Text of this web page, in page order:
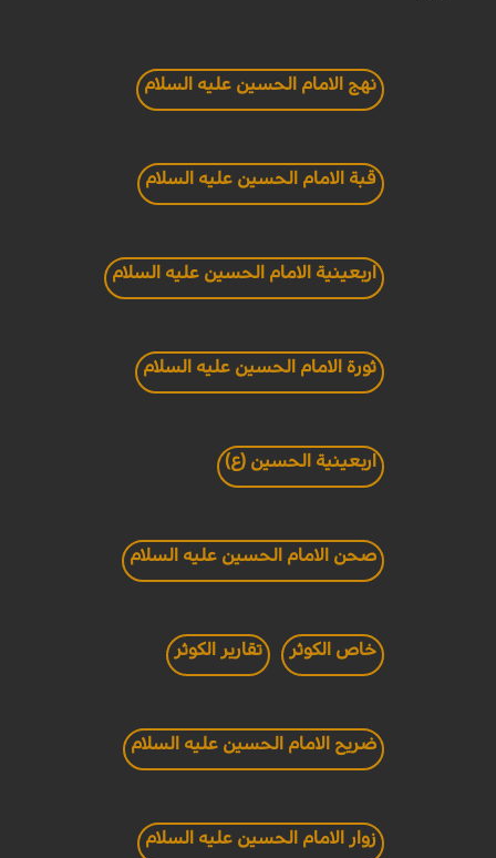
نهج الامام الحسين عليه السلام
قبة الامام الحسين عليه السلام
اربعينية الامام الحسين عليه السلام
ثورة الامام الحسين عليه السلام
اربعينية الحسين (ع)
صحن الامام الحسين عليه السلام
خاص الكوثر تقارير الكوثر
ضريح الامام الحسين عليه السلام
زوار الامام الحسين عليه السلام